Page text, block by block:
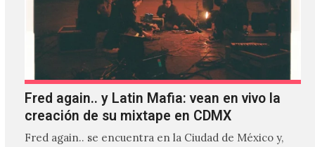
Fred again.. y Latin Mafia: vean en vivo la
creación de su mixtape en CDMX
Fred again.. se encuentra en la Ciudad de México y,